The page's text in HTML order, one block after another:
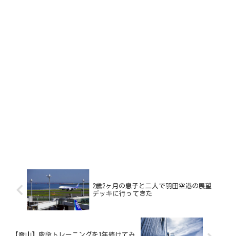
2歳2ヶ月の息子と二人で羽田空港の展望
デッキに行ってきた
【登山】階段トレーニングを1年続けてみ